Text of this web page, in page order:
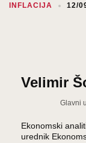
INFLACIJA 12/
Velimir
Glavni
Ekonomski
urednik